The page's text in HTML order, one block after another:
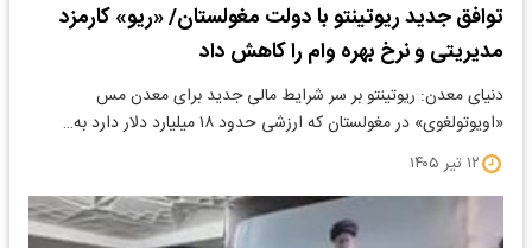
توافق جدید ریوتینتو با دولت مغولستان/ «ریو» کارمزد
مدیریتی و نرخ بهره وام را کاهش داد
دنیای معدن: ریوتینتو بر سر شرایط مالی جدید برای معدن مس
«اویوتولغوی» در مغولستان که ارزشی حدود ۱۸ میلیارد دلار دارد به…
۱۲ تیر ۱۴۰۵